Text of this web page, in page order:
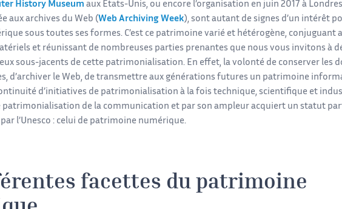
History Museum aux États-Unis, ou encore l’organisation en juin 2017 à Londres
aux archives du Web (Web Archiving Week), sont autant de signes d’un intérêt
sous toutes ses formes. C’est ce patrimoine varié et hétérogène, conjuguant
et réunissant de nombreuses parties prenantes que nous vous invitons à
sous-jacents de cette patrimonialisation. En effet, la volonté de conserver les
d’archiver le Web, de transmettre aux générations futures un patrimoine
d’initiatives de patrimonialisation à la fois technique, scientifique et
patrimonialisation de la communication et par son ampleur acquiert un statut
l’Unesco : celui de patrimoine numérique.
facettes du patrimoine